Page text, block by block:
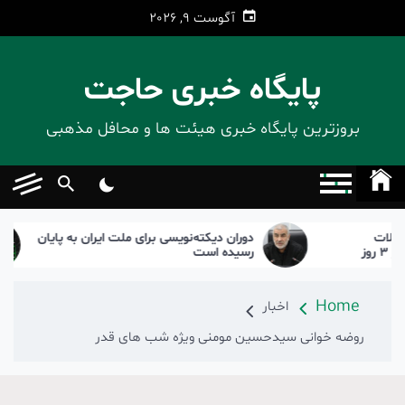
آگوست 9, 2026
پایگاه خبری حاجت
بروزترین پایگاه‌ خبری هیئت ها و محافل مذهبی
دوران دیکته‌نویسی برای ملت ایران به پایان
رسیده است
Home
اخبار
روضه خوانی سیدحسین مومنی ویژه شب های قدر